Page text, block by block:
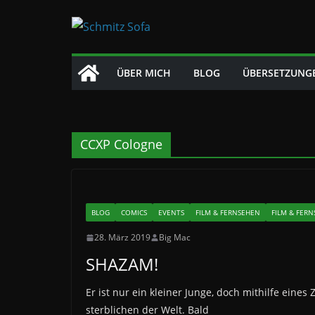
ÜBER MICH BLOG
CCXP Cologne
BLOG COMICS EVENTS FILM & FERNSEHEN FILM &
28. März 2019 Big Mac
SHAZAM!
Er ist nur ein kleiner Junge, doch mithilfe
sterblichen der Welt. Bald